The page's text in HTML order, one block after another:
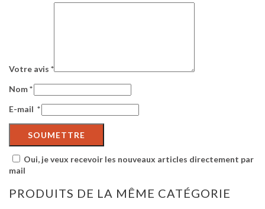
Votre avis *
Nom*
E-mail *
Oui, je veux recevoir les nouveaux articles directement par
mail
PRODUITS DE LA MÊME CATÉGORIE